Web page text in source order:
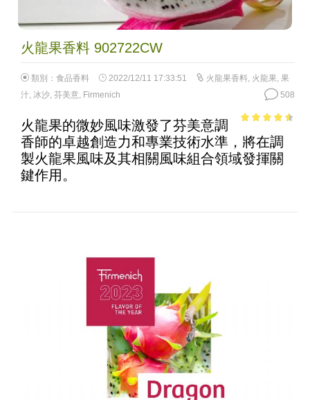
火龍果香料 902722CW
類別： 食品香料 2022/12/11 17:33:51 火龍果香料, 火龍果, 果
汁, 冰沙, 芬美意, Firmenich 508
of 5
火龍果的微妙風味激發了芬美意調
香師的卓越創造力和專業技術水準，將在調
製火龍果風味及其相關風味組合領域發揮關
鍵作用。